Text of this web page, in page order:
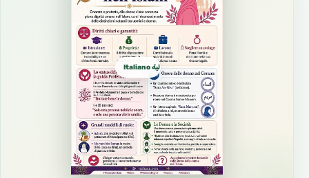
Italiano ايطالية